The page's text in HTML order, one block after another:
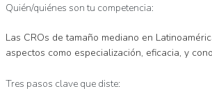
Quién/quiénes son tu competencia:
Las CROs de tamaño mediano en
aspectos como especialización, eficacia, y
Tres pasos clave que diste: